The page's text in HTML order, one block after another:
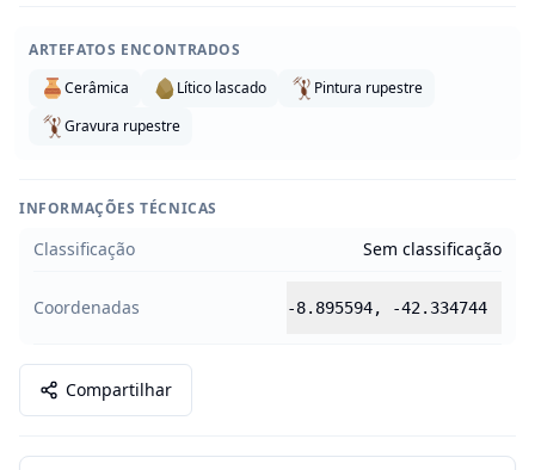
ARTEFATOS ENCONTRADOS
Cerâmica
Lítico lascado
Pintura rupestre
Gravura rupestre
INFORMAÇÕES TÉCNICAS
Classificação Sem classificação
Coordenadas -8.895594, -42.334744
Compartilhar